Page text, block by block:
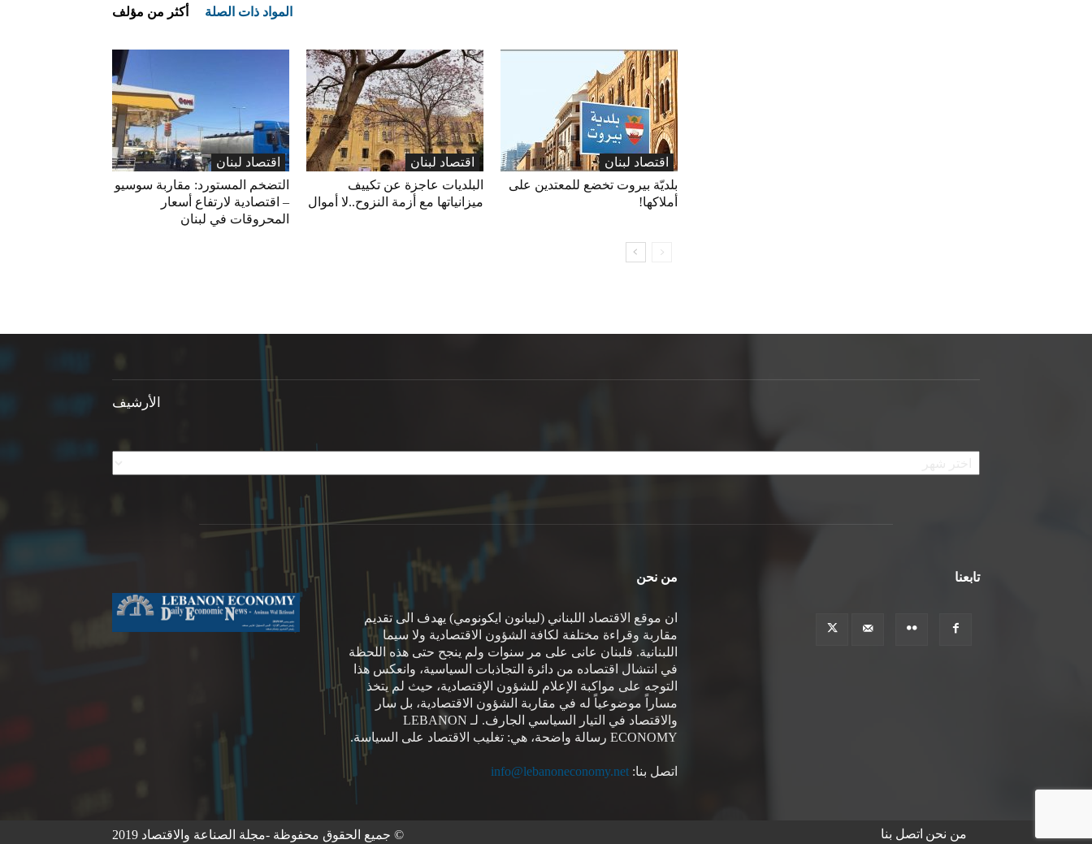
المواد ذات الصلة أكثر من مؤلف
اقتصاد لبنان
التضخم المستورد: مقاربة سوسيو
– اقتصادية لارتفاع أسعار
المحروقات في لبنان
اقتصاد لبنان
البلديات عاجزة عن تكييف
ميزانياتها مع أزمة النزوح..لا أموال
اقتصاد لبنان
بلديّة بيروت تخضع للمعتدين على
أملاكها!
الأرشيف
الأرشيف
من نحن
ان موقع الاقتصاد اللبناني (ليبانون ايكونومي) يهدف الى تقديم
مقاربة وقراءة مختلفة لكافة الشؤون الاقتصادية ولا سيما
اللبنانية. فلبنان عانى على مر سنوات ولم ينجح حتى هذه اللحظة
في انتشال اقتصاده من دائرة التجاذبات السياسية، وانعكس هذا
التوجه على مواكبة الإعلام للشؤون الإقتصادية، حيث لم يتخذ
مساراً موضوعياً له في مقاربة الشؤون الاقتصادية، بل سار
والاقتصاد في التيار السياسي الجارف. لـ LEBANON
ECONOMY رسالة واضحة، هي: تغليب الاقتصاد على السياسة.
اتصل بنا: info@lebanoneconomy.net
تابعنا
من نحن اتصل بنا © جميع الحقوق محفوظة -مجلة الصناعة والاقتصاد 2019